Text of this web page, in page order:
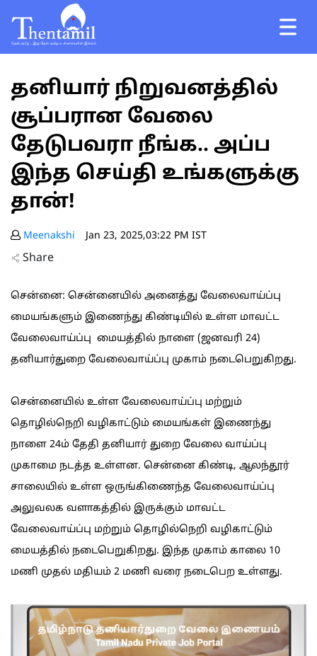
தனியார் நிறுவனத்தில்
சூப்பரான வேலை
தேடுபவரா நீங்க.. அப்ப
இந்த செய்தி உங்களுக்கு
தான்!
Meenakshi Jan 23, 2025,03:22 PM IST
Share
சென்னை: சென்னையில் அனைத்து வேலைவாய்ப்பு
மையங்களும் இணைந்து கிண்டியில் உள்ள மாவட்ட
வேலைவாய்ப்பு மையத்தில் நாளை (ஜனவரி 24)
தனியார்துறை வேலைவாய்ப்பு முகாம் நடைபெறுகிறது.
சென்னையில் உள்ள வேலைவாய்ப்பு மற்றும்
தொழில்நெறி வழிகாட்டும் மையங்கள் இணைந்து
நாளை 24ம் தேதி தனியார் துறை வேலை வாய்ப்பு
முகாமை நடத்த உள்ளன. சென்னை கிண்டி, ஆலந்தூர்
சாலையில் உள்ள ஒருங்கிணைந்த வேலைவாய்ப்பு
அலுவலக வளாகத்தில் இருக்கும் மாவட்ட
வேலைவாய்ப்பு மற்றும் தொழில்நெறி வழிகாட்டும்
மையத்தில் நடைபெறுகிறது. இந்த முகாம் காலை 10
மணி முதல் மதியம் 2 மணி வரை நடைபெற உள்ளது.